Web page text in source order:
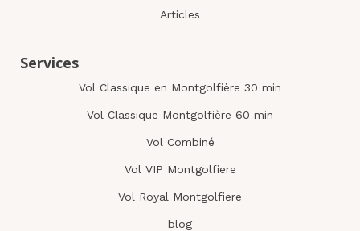
Articles
Services
Vol Classique en Montgolfière 30 min
Vol Classique Montgolfière 60 min
Vol Combiné
Vol VIP Montgolfiere
Vol Royal Montgolfiere
blog